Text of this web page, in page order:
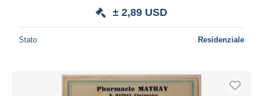
± 2,89 USD
Stato Residenziale